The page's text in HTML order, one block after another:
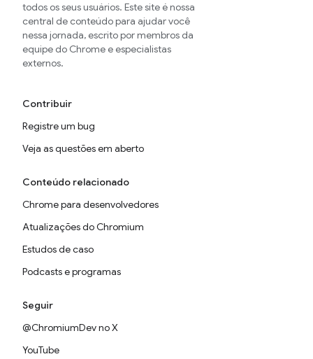
todos os seus usuários. Este site é nossa
central de conteúdo para ajudar você
nessa jornada, escrito por membros da
equipe do Chrome e especialistas
externos.
Contribuir
Registre um bug
Veja as questões em aberto
Conteúdo relacionado
Chrome para desenvolvedores
Atualizações do Chromium
Estudos de caso
Podcasts e programas
Seguir
@ChromiumDev no X
YouTube